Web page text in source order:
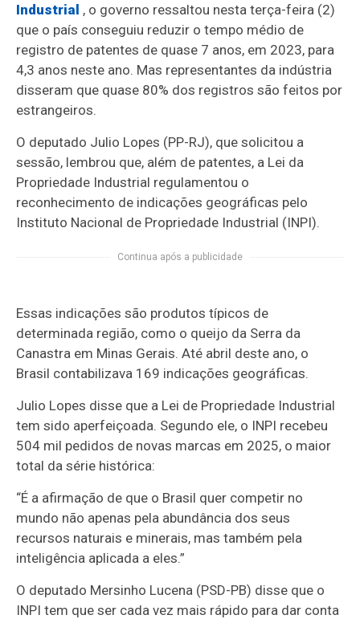
Industrial , o governo ressaltou nesta terça-feira (2)
que o país conseguiu reduzir o tempo médio de
registro de patentes de quase 7 anos, em 2023, para
4,3 anos neste ano. Mas representantes da indústria
disseram que quase 80% dos registros são feitos por
estrangeiros.
O deputado Julio Lopes (PP-RJ), que solicitou a
sessão, lembrou que, além de patentes, a Lei da
Propriedade Industrial regulamentou o
reconhecimento de indicações geográficas pelo
Instituto Nacional de Propriedade Industrial (INPI).
Continua após a publicidade
Essas indicações são produtos típicos de
determinada região, como o queijo da Serra da
Canastra em Minas Gerais. Até abril deste ano, o
Brasil contabilizava 169 indicações geográficas.
Julio Lopes disse que a Lei de Propriedade Industrial
tem sido aperfeiçoada. Segundo ele, o INPI recebeu
504 mil pedidos de novas marcas em 2025, o maior
total da série histórica:
“É a afirmação de que o Brasil quer competir no
mundo não apenas pela abundância dos seus
recursos naturais e minerais, mas também pela
inteligência aplicada a eles.”
O deputado Mersinho Lucena (PSD-PB) disse que o
INPI tem que ser cada vez mais rápido para dar conta